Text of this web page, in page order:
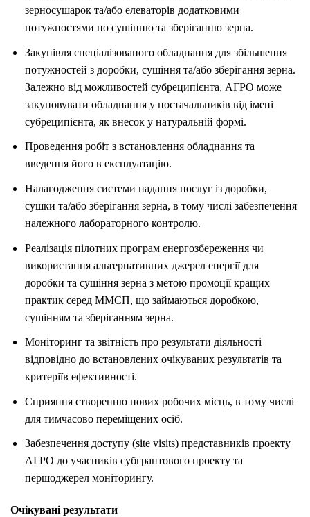
зерносушарок та/або елеваторів додатковими
потужностями по сушінню та зберіганню зерна.
Закупівля спеціалізованого обладнання для збільшення
потужностей з доробки, сушіння та/або зберігання зерна.
Залежно від можливостей субреципієнта, АГРО може
закуповувати обладнання у постачальників від імені
субреципієнта, як внесок у натуральній формі.
Проведення робіт з встановлення обладнання та
введення його в експлуатацію.
Налагодження системи надання послуг із доробки,
сушки та/або зберігання зерна, в тому числі забезпечення
належного лабораторного контролю.
Реалізація пілотних програм енергозбереження чи
використання альтернативних джерел енергії для
доробки та сушіння зерна з метою промоції кращих
практик серед ММСП, що займаються доробкою,
сушінням та зберіганням зерна.
Моніторинг та звітність про результати діяльності
відповідно до встановлених очікуваних результатів та
критеріїв ефективності.
Сприяння створенню нових робочих місць, в тому числі
для тимчасово переміщених осіб.
Забезпечення доступу (site visits) представників проекту
АГРО до учасників субгрантового проекту та
першоджерел моніторингу.
Очікувані результати